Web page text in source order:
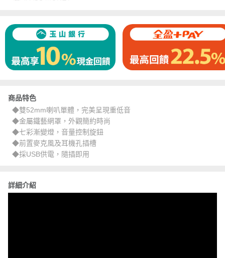
商品特色
◆雙52mm喇叭單體，完美呈現重低音
◆金屬鐵藝網罩，外觀簡約時尚
◆七彩漸變燈，音量控制旋鈕
◆前置麥克風及耳機孔插槽
◆採USB供電，隨插即用
詳細介紹